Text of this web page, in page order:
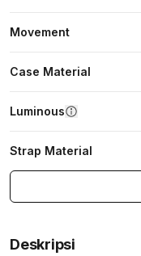
Movement
Case Material
Luminous
Strap Material
Deskripsi